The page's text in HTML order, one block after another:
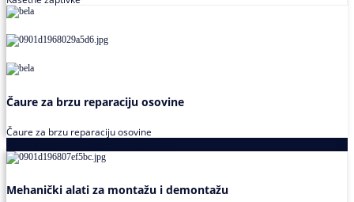
Čaure za brzu reparaciju osovine
Čaure za brzu reparaciju osovine
Mehanički alati za montažu i demontažu